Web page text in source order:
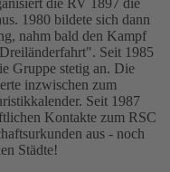
die RV 1897 die
1980 bildete sich dann
nahm bald den Kampf
Seit 1985
Gruppe stetig an. Die
inzwischen zum
Seit 1987
Kontakte zum RSC
aus - noch
Städte!